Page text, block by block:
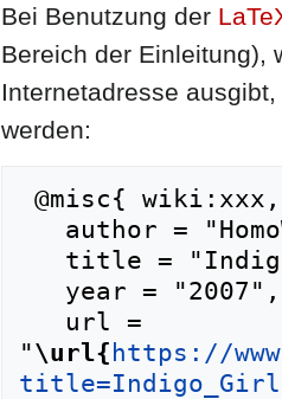
Bei Benutzung der
Bereich der Einleitung),
Internetadresse
werden:
"\url{ https://